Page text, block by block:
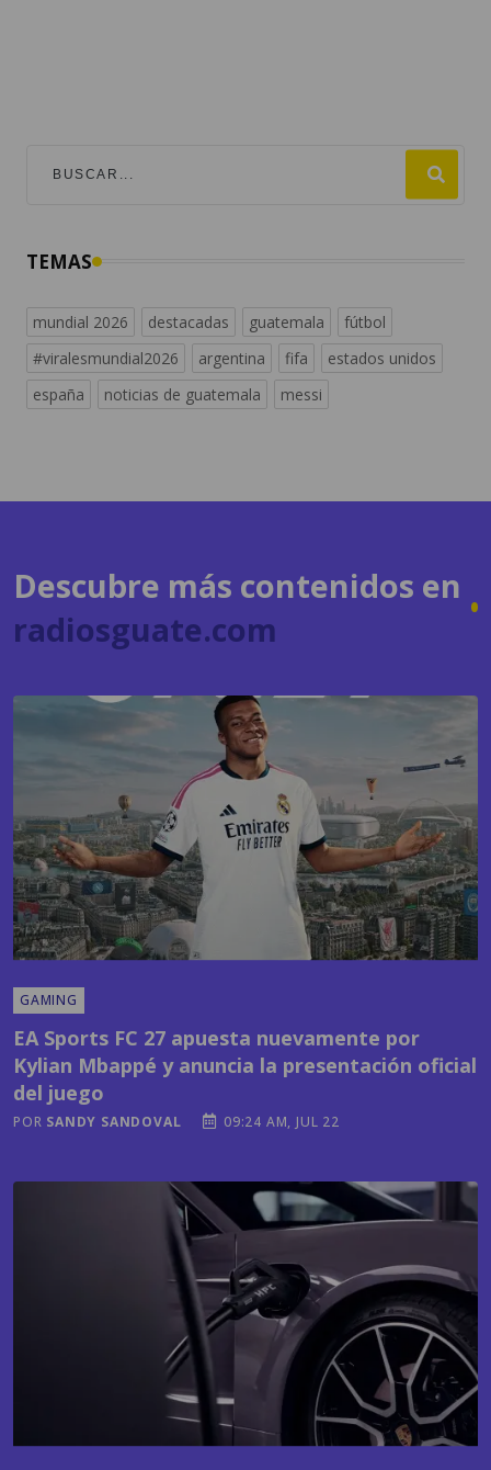
mundial 2026
españa
noticias de guatemala messi
radiosguate.com
GAMING
Kylian Mbappé y anuncia la presentación oficial
del juego
PORSANDY SANDOVAL 09:24 AM, JUL 22